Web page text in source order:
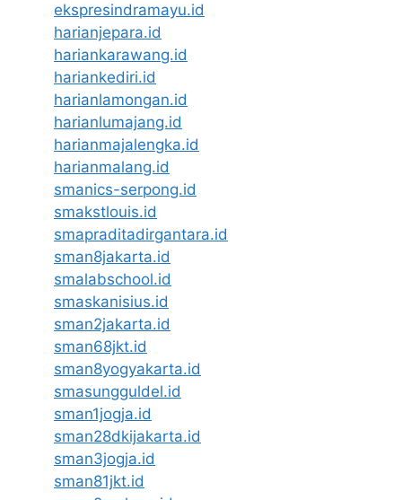
ekspresindramayu.id
harianjepara.id
hariankarawang.id
hariankediri.id
harianlamongan.id
harianlumajang.id
harianmajalengka.id
harianmalang.id
smanics-serpong.id
smakstlouis.id
smapraditadirgantara.id
sman8jakarta.id
smalabschool.id
smaskanisius.id
sman2jakarta.id
sman68jkt.id
sman8yogyakarta.id
smasungguldel.id
sman1jogja.id
sman28dkijakarta.id
sman3jogja.id
sman81jkt.id